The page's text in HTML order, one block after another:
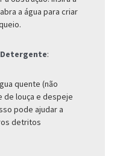
a água para criar
:
quente (não
louça e despeje
pode ajudar a
detritos